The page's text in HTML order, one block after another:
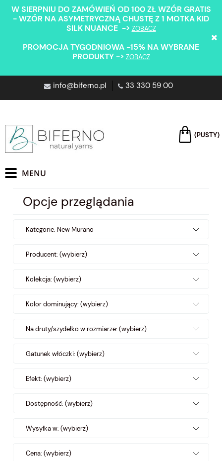
W SIERPNIU DO ZAMÓWIEŃ OD 100 ZŁ WZÓR GRATIS
- WZÓR NA ASYMETRYCZNĄ CHUSTĘ Z 1 MOTKA KID
SILK NUANCE -> ZOBACZ
PROMOCJA TYGODNIOWA -15% NA WYBRANE
PRODUKTY -> ZOBACZ
info@biferno.pl 33 330 59 00
(PUSTY)
Opcje przeglądania
Kategorie: New Murano
Producent: (wybierz)
Kolekcja: (wybierz)
Kolor dominujący: (wybierz)
Na druty/szydełko w rozmiarze: (wybierz)
Gatunek włóczki: (wybierz)
Efekt: (wybierz)
Dostępność: (wybierz)
Wysyłka w: (wybierz)
Cena: (wybierz)